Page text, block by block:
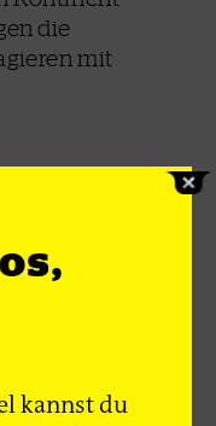
die
mit
Valley fordert
von
kannst du